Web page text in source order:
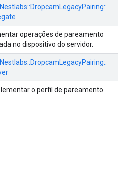
Nestlabs::DropcamLegacyPairing::
operações de pareamento
no dispositivo do servidor.
Nestlabs::DropcamLegacyPairing::
o perfil de pareamento